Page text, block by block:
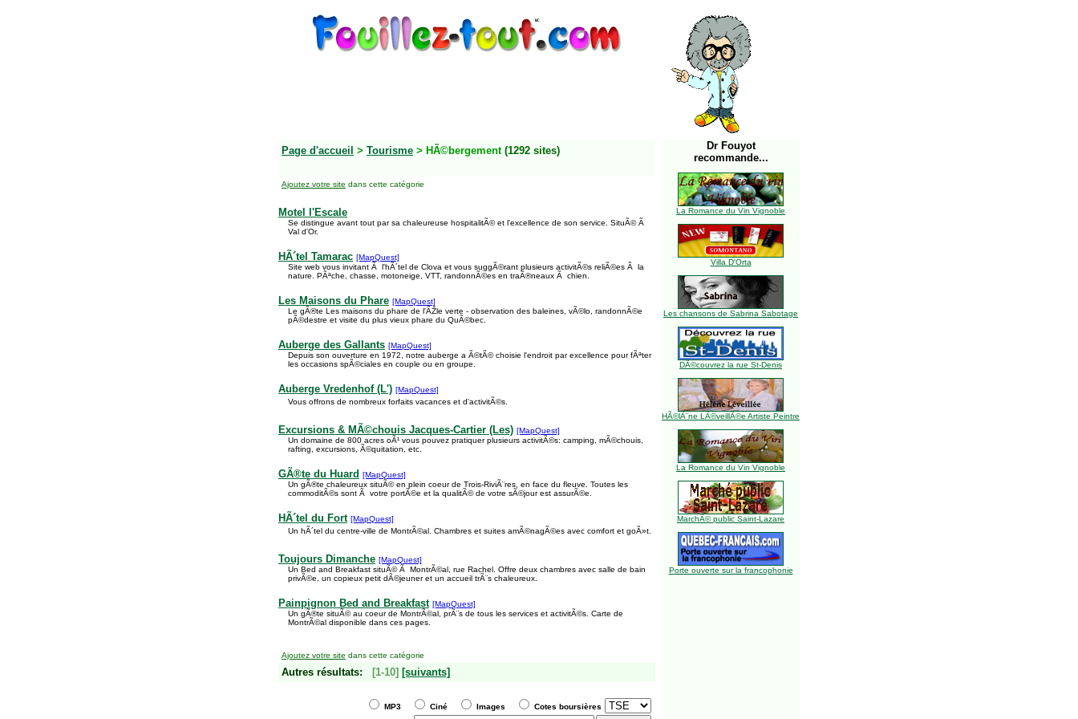
Page d'accueil > Tourisme > HÃ©bergement (1292 sites)
Ajoutez votre site dans cette catégorie
Motel l'Escale
Se distingue avant tout par sa chaleureuse hospitalitÃ© et l'excellence de son service. SituÃ© Ã
Val d'Or.
HÃ´tel Tamarac [MapQuest]
Site web vous invitant Ã l'hÃ´tel de Clova et vous suggÃ©rant plusieurs activitÃ©s reliÃ©es Ã la
nature. PÃªche, chasse, motoneige, VTT, randonnÃ©es en traÃ®neaux Ã chien.
Les Maisons du Phare [MapQuest]
Le gÃ®te Les maisons du phare de l'ÃŽle verte - observation des baleines, vÃ©lo, randonnÃ©e
pÃ©destre et visite du plus vieux phare du QuÃ©bec.
Auberge des Gallants [MapQuest]
Depuis son ouverture en 1972, notre auberge a Ã©tÃ© choisie l'endroit par excellence pour fÃªter
les occasions spÃ©ciales en couple ou en groupe.
Auberge Vredenhof (L') [MapQuest]
Vous offrons de nombreux forfaits vacances et d'activitÃ©s.
Excursions & MÃ©chouis Jacques-Cartier (Les) [MapQuest]
Un domaine de 800 acres oÃ¹ vous pouvez pratiquer plusieurs activitÃ©s: camping, mÃ©chouis,
rafting, excursions, Ã©quitation, etc.
GÃ®te du Huard [MapQuest]
Un gÃ®te chaleureux situÃ© en plein coeur de Trois-RiviÃ¨res, en face du fleuve. Toutes les
commoditÃ©s sont Ã votre portÃ©e et la qualitÃ© de votre sÃ©jour est assurÃ©e.
HÃ´tel du Fort [MapQuest]
Un hÃ´tel du centre-ville de MontrÃ©al. Chambres et suites amÃ©nagÃ©es avec comfort et goÃ»t.
Toujours Dimanche [MapQuest]
Un Bed and Breakfast situÃ© Ã MontrÃ©al, rue Rachel. Offre deux chambres avec salle de bain
privÃ©e, un copieux petit dÃ©jeuner et un accueil trÃ¨s chaleureux.
Painpignon Bed and Breakfast [MapQuest]
Un gÃ®te situÃ© au coeur de MontrÃ©al, prÃ¨s de tous les services et activitÃ©s. Carte de
MontrÃ©al disponible dans ces pages.
Dr Fouyot
recommande...
La Romance du Vin Vignoble
Villa D'Orta
Les chansons de Sabrina Sabotage
DÃ©couvrez la rue St-Denis
HÃ©lÃ¨ne LÃ©veillÃ©e Artiste Peintre
La Romance du Vin Vignoble
MarchÃ© public Saint-Lazare
Porte ouverte sur la francophonie
Ajoutez votre site dans cette catégorie
Autres résultats: [1-10] [suivants]
MP3 Ciné Images Cotes boursières